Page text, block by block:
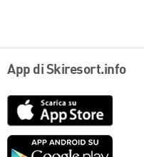
App di Skiresort.info
Google